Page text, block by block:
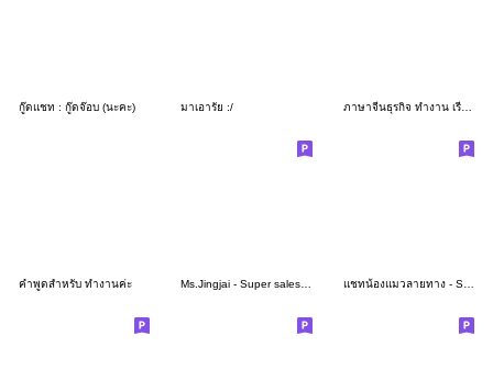
กู๊ดแชท : กู๊ดจ๊อบ (นะคะ) มาเอารัย :/ ภาษาจีนธุรกิจ ทำงาน เรียนต้องมี V.11
คำพูดสำหรับ ทำงานค่ะ แชทน้องแมวลายทาง - Small Chat